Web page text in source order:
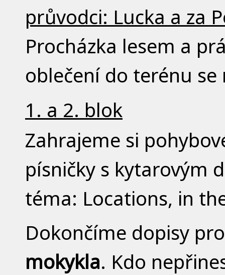
průvodci: Lucka a za
Procházka lesem a
oblečení do terénu
1. a 2. blok
Zahrajeme si
písničky s kytarovým
téma: Locations, in
Dokončíme dopisy
mokykla. Kdo